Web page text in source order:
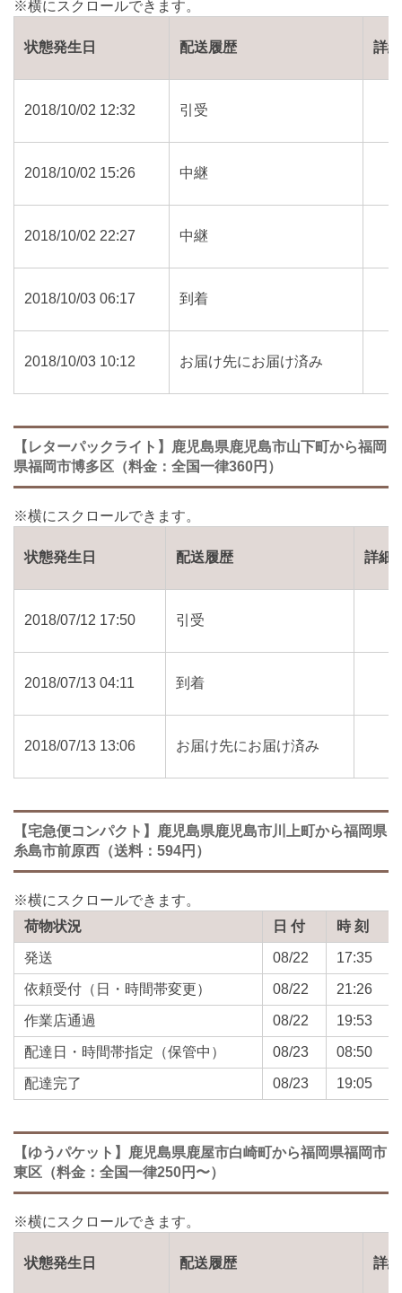
状態発生日 配送履歴 詳細
2018/10/02 12:32 引受
2018/10/02 15:26 中継
2018/10/02 22:27 中継
2018/10/03 06:17 到着
2018/10/03 10:12 お届け先にお届け済み
【レターパックライト】鹿児島県鹿児島市山下町から福岡
県福岡市博多区（料金：全国一律360円）
状態発生日 配送履歴 詳細
2018/07/12 17:50 引受
2018/07/13 04:11 到着
2018/07/13 13:06 お届け先にお届け済み
【宅急便コンパクト】鹿児島県鹿児島市川上町から福岡県
糸島市前原西（送料：594円）
荷物状況 日 付 時 刻
発送 08/22 17:35
依頼受付（日・時間帯変更） 08/22 21:26
作業店通過 08/22 19:53
配達日・時間帯指定（保管中） 08/23 08:50
配達完了 08/23 19:05
【ゆうパケット】鹿児島県鹿屋市白崎町から福岡県福岡市
東区（料金：全国一律250円〜）
状態発生日 配送履歴 詳細